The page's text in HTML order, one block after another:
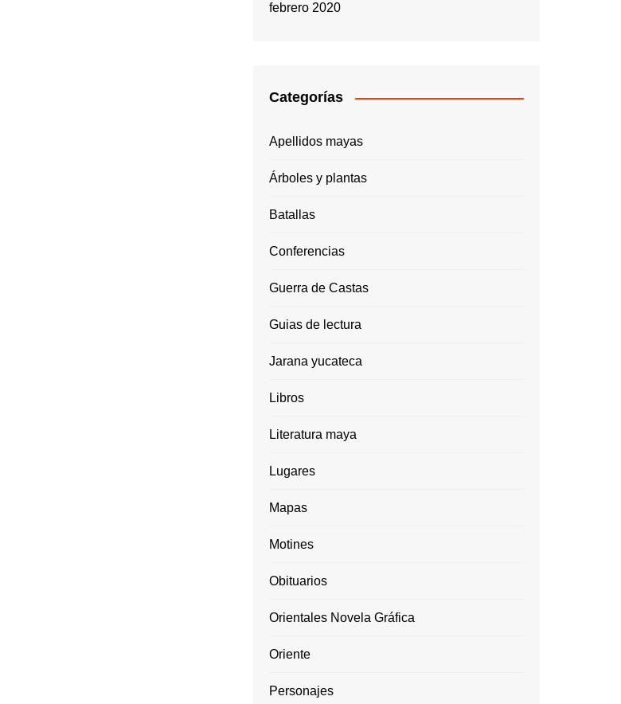
febrero 2020
Categorías
Apellidos mayas
Árboles y plantas
Batallas
Conferencias
Guerra de Castas
Guias de lectura
Jarana yucateca
Libros
Literatura maya
Lugares
Mapas
Motines
Obituarios
Orientales Novela Gráfica
Oriente
Personajes